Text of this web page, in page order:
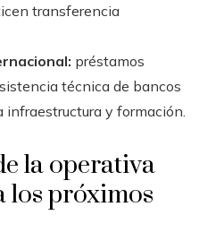
transferencia
préstamos
técnica de bancos
infraestructura y formación.
la operativa
los próximos